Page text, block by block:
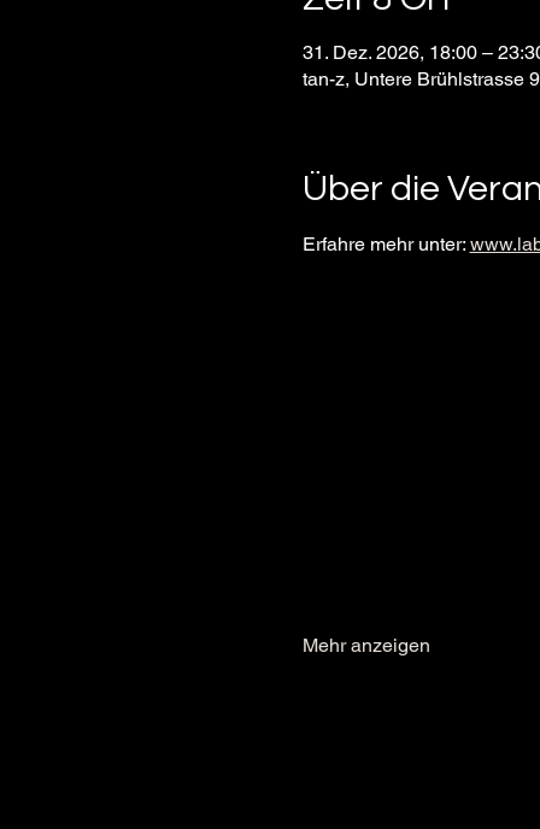
31. Dez. 2026, 18:00 –
tan-z, Untere Brühlstrasse
Über die
Erfahre mehr unter:
Mehr anzeigen